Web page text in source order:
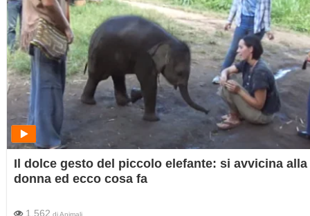
Il dolce gesto del piccolo elefante: si avvicina alla
donna ed ecco cosa fa
1.562 diAnimali